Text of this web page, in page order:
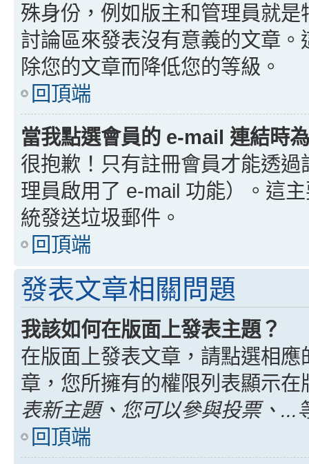
殊身份，例如版主和管理員就
討論區來發表沒有意義的文章
除您的文章而降低您的等級。
回頂端
當我點選會員的 e-mail 連結時
很抱歉！只有註冊會員才能透
理員啟用了 e-mail 功能）。這
統發送垃圾郵件。
回頂端
發表文章相關問題
我該如何在版面上發表主題？
在版面上發表文章，請點選相
章，您所擁有的權限列表顯示
表新主題、您可以參與投票、...
回頂端